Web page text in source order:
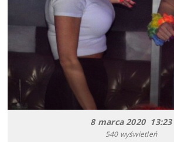
8 marca 2020 13:23
540 wyświetleń